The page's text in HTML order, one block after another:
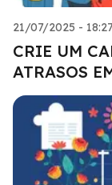
21/07/2025 -
CRIE UM
ATRASOS